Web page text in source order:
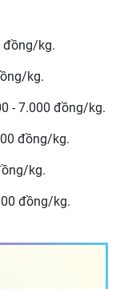
đồng/kg.
kg.
- 7.000 đồng/kg.
đồng/kg.
kg.
đồng/kg.